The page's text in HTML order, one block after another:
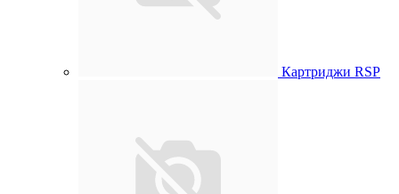
Картриджи RSP